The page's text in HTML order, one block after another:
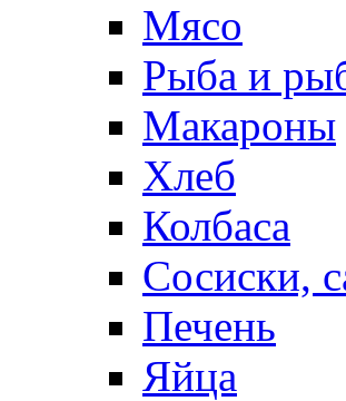
Мясо
Рыба и
Макароны
Хлеб
Колбаса
Сосиски,
Печень
Яйца